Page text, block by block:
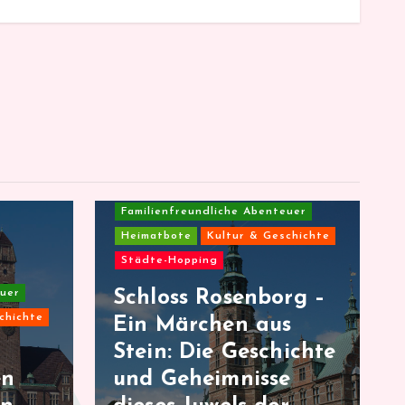
Familienfreundliche Abenteuer
Heimatbote Kultur & Geschichte
Städte-Hopping
Schloss Rosenborg –
Ein Märchen aus
Stein: Die Geschichte
und Geheimnisse